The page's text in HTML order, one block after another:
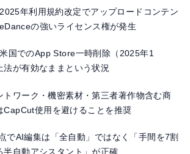
年利用規約改定でアップロードコンテン
の強いライセンス権が発生
国でのApp Store一時削除（2025年1
法が有効なままという状況
トワーク・機密素材・第三者著作物含む商
CapCut使用を避けることを推奨
でAI編集は「全自動」ではなく「手間を7割
半自動アシスタント」が正確